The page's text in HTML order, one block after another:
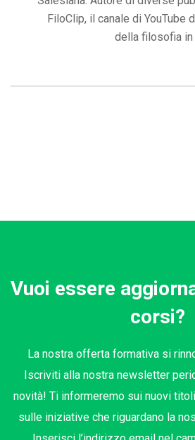
FiloClip, il canale di YouTube
della filosofia in
Vuoi essere
corsi?
La nostra offerta formativa si
Iscriviti alla nostra newsletter
novità! Ti informeremo sui nuovi
sulle iniziative che riguardano la